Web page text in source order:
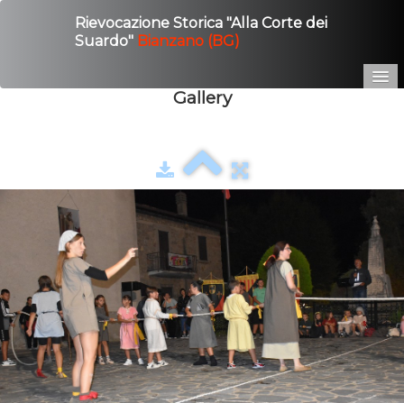
Rievocazione Storica "Alla Corte dei
Suardo" Bianzano (BG)
Contatto
Gallery